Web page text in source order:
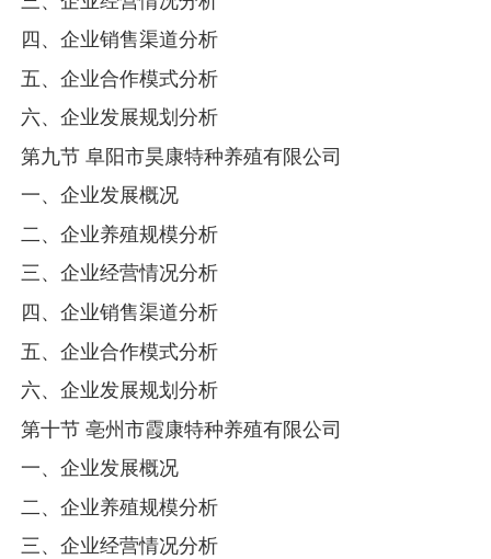
四、企业销售渠道分析
五、企业合作模式分析
六、企业发展规划分析
第九节 阜阳市昊康特种养殖有限公司
一、企业发展概况
二、企业养殖规模分析
三、企业经营情况分析
四、企业销售渠道分析
五、企业合作模式分析
六、企业发展规划分析
第十节 亳州市霞康特种养殖有限公司
一、企业发展概况
二、企业养殖规模分析
三、企业经营情况分析